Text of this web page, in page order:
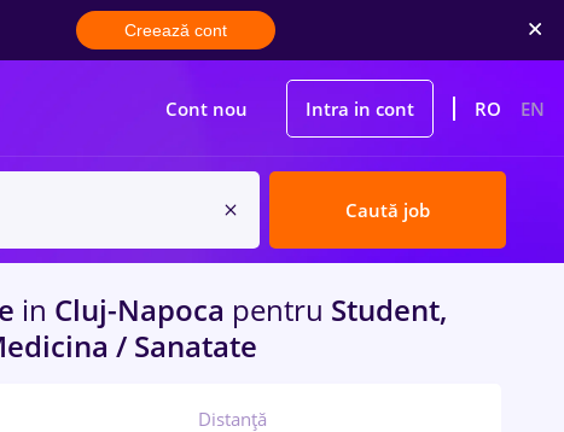
Creează cont
Cont nou Intra in cont RO EN
Caută job
in Cluj-Napoca pentru Student,
/ Sanatate
Distanță